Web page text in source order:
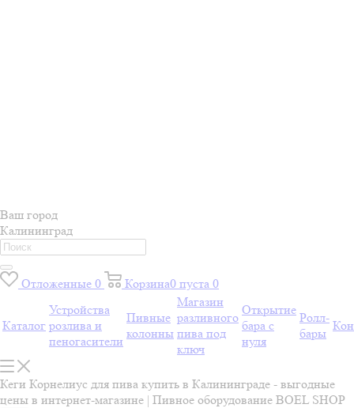
Ваш город
Калининград
Отложенные 0 Корзина0 пуста 0
Каталог
Устройства
розлива и
пеногасители
Пивные
колонны
Магазин
разливного
пива под
ключ
Открытие
бара с
нуля
Ролл-
бары
Кеги Корнелиус для пива купить в Калининграде - выгодные
цены в интернет-магазине | Пивное оборудование BOEL SHOP